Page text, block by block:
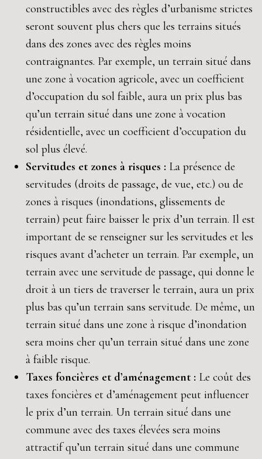
constructibles avec des règles d’urbanisme strictes
seront souvent plus chers que les terrains situés
dans des zones avec des règles moins
contraignantes. Par exemple, un terrain situé dans
une zone à vocation agricole, avec un coefficient
d’occupation du sol faible, aura un prix plus bas
qu’un terrain situé dans une zone à vocation
résidentielle, avec un coefficient d’occupation du
sol plus élevé.
Servitudes et zones à risques : La présence de
servitudes (droits de passage, de vue, etc.) ou de
zones à risques (inondations, glissements de
terrain) peut faire baisser le prix d’un terrain. Il est
important de se renseigner sur les servitudes et les
risques avant d’acheter un terrain. Par exemple, un
terrain avec une servitude de passage, qui donne le
droit à un tiers de traverser le terrain, aura un prix
plus bas qu’un terrain sans servitude. De même, un
terrain situé dans une zone à risque d’inondation
sera moins cher qu’un terrain situé dans une zone
à faible risque.
Taxes foncières et d’aménagement : Le coût des
taxes foncières et d’aménagement peut influencer
le prix d’un terrain. Un terrain situé dans une
commune avec des taxes élevées sera moins
attractif qu’un terrain situé dans une commune